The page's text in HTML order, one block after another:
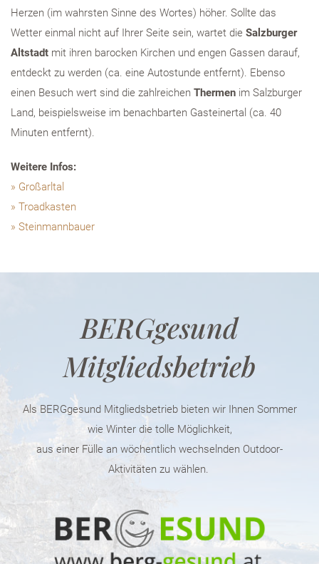
Herzen (im wahrsten Sinne des Wortes) höher. Sollte das
Wetter einmal nicht auf Ihrer Seite sein, wartet die Salzburger
Altstadt mit ihren barocken Kirchen und engen Gassen darauf,
entdeckt zu werden (ca. eine Autostunde entfernt). Ebenso
einen Besuch wert sind die zahlreichen Thermen im Salzburger
Land, beispielsweise im benachbarten Gasteinertal (ca. 40
Minuten entfernt).
Weitere Infos:
Großarltal
Troadkasten
Steinmannbauer
BERGgesund
Mitgliedsbetrieb
Als BERGgesund Mitgliedsbetrieb bieten wir Ihnen Sommer
wie Winter die tolle Möglichkeit,
aus einer Fülle an wöchentlich wechselnden Outdoor-
Aktivitäten zu wählen.